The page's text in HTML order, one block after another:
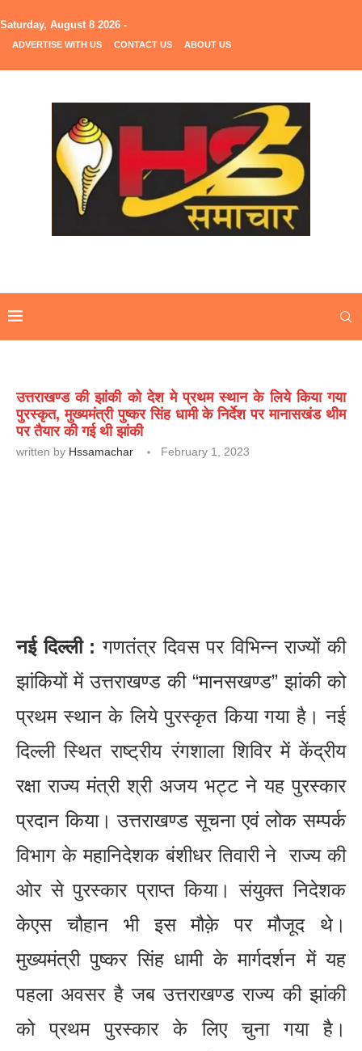
Saturday, August 8 2026 -
ADVERTISE WITH US CONTACT US ABOUT US
उत्तराखण्ड की झांकी को देश मे प्रथम स्थान के लिये किया गया
पुरस्कृत, मुख्यमंत्री पुष्कर सिंह धामी के निर्देश पर मानासखंड थीम
पर तैयार की गई थी झांकी
written by Hssamachar February 1, 2023
नई दिल्ली : गणतंत्र दिवस पर विभिन्न राज्यों की
झांकियों में उत्तराखण्ड की “मानसखण्ड” झांकी को
प्रथम स्थान के लिये पुरस्कृत किया गया है। नई
दिल्ली स्थित राष्ट्रीय रंगशाला शिविर में केंद्रीय
रक्षा राज्य मंत्री श्री अजय भट्ट ने यह पुरस्कार
प्रदान किया। उत्तराखण्ड सूचना एवं लोक सम्पर्क
विभाग के महानिदेशक बंशीधर तिवारी ने राज्य की
ओर से पुरस्कार प्राप्त किया। संयुक्त निदेशक
केएस चौहान भी इस मौक़े पर मौजूद थे।
मुख्यमंत्री पुष्कर सिंह धामी के मार्गदर्शन में यह
पहला अवसर है जब उत्तराखण्ड राज्य की झांकी
को प्रथम पुरस्कार के लिए चुना गया है।